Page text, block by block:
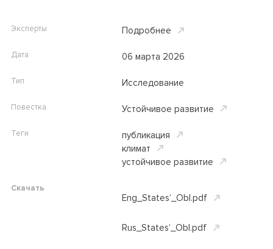
Эксперты Подробнее
Дата 06 марта 2026
Тип Исследование
Повестка Устойчивое развитие
Теги
публикация
климат
устойчивое развитие
Скачать
Eng_States’_Obl.pdf
Rus_States’_Obl.pdf